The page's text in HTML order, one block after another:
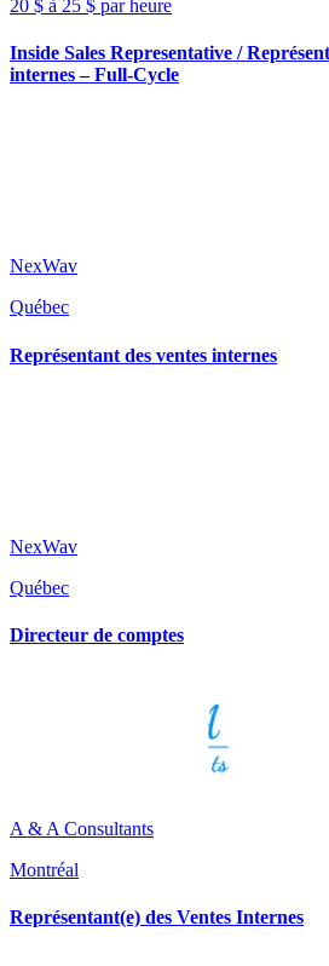
20 $ à 25 $ par heure
Inside Sales Representative /
internes – Full-Cycle
NexWav
Québec
Représentant des ventes internes
NexWav
Québec
Directeur de comptes
A & A Consultants
Montréal
Représentant(e) des Ventes Internes